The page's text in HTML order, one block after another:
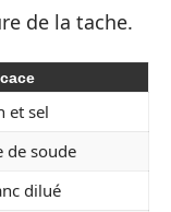
de la tache.
et sel
de soude
dilué